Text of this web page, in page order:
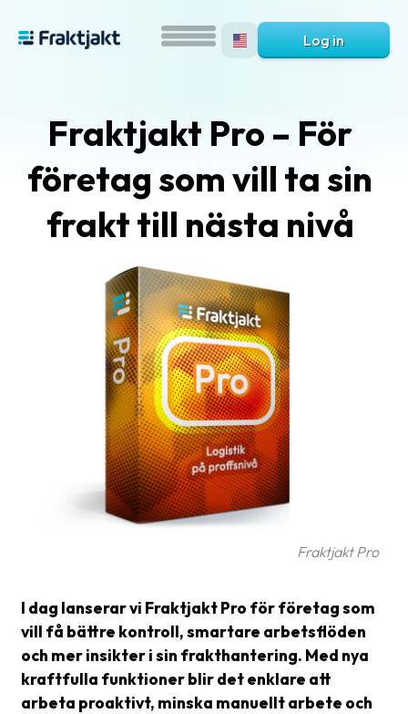
Glossary
Packing
Shipping
documents
Customs
declarations
Delivery
terms
Log in
Fraktjakt Pro – För
företag som vill ta sin
frakt till nästa nivå
Fraktjakt Pro
I dag lanserar vi Fraktjakt Pro för företag som
vill få bättre kontroll, smartare arbetsflöden
och mer insikter i sin frakthantering. Med nya
kraftfulla funktioner blir det enklare att
arbeta proaktivt, minska manuellt arbete och